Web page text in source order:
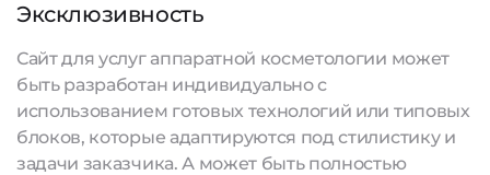
Эксклюзивность
Сайт для услуг аппаратной косметологии может
быть разработан индивидуально с
использованием готовых технологий или типовых
блоков, которые адаптируются под стилистику и
задачи заказчика. А может быть полностью